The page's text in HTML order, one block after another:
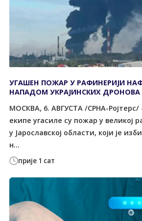
прије 1 сат
УГАШЕН ПОЖАР У РАФИНЕРИЈИ
НАПАДОМ УКРАЈИНСКИХ ДРОНОВА
МОСКВА, 6. АВГУСТА /СРНА-Ројтерс/
екипе угасиле су пожар у великој
у Јарославској области, који је
н...